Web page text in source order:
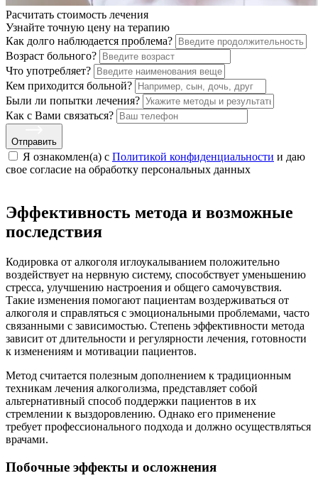
Расчитать стоимость лечения
Узнайте точную цену на терапию
Как долго наблюдается проблема?
Возраст больного?
Что употребляет?
Кем приходится больной?
Были ли попытки лечения?
Как с Вами связаться?
Отправить
Я ознакомлен(а) с Политикой конфиденциальности и даю
свое cогласие на обработку персональных данных
Эффективность метода и возможные
последствия
Кодировка от алкоголя иглоукалыванием положительно
воздействует на нервную систему, способствует уменьшению
стресса, улучшению настроения и общего самочувствия.
Такие изменения помогают пациентам воздерживаться от
алкоголя и справляться с эмоциональными проблемами, часто
связанными с зависимостью. Степень эффективности метода
зависит от длительности и регулярности лечения, готовности
к изменениям и мотивации пациентов.
Метод считается полезным дополнением к традиционным
техникам лечения алкоголизма, представляет собой
альтернативный способ поддержки пациентов в их
стремлении к выздоровлению. Однако его применение
требует профессионального подхода и должно осуществляться
врачами.
Побочные эффекты и осложнения